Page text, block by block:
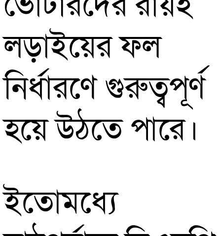
লড়াইয়ের ফল
নির্ধারণে গুরুত্বপূর্ণ
হয়ে উঠতে পারে।
ইতোমধ্যে